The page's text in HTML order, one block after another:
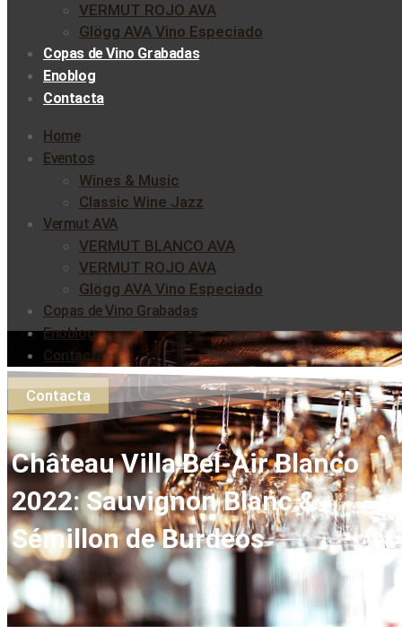
VERMUT ROJO AVA
Glögg AVA Vino Especiado
Copas de Vino Grabadas
Enoblog
Contacta
Home
Eventos
Wines & Music
Classic Wine Jazz
Vermut AVA
VERMUT BLANCO AVA
VERMUT ROJO AVA
Glögg AVA Vino Especiado
Copas de Vino Grabadas
Enoblog
Contacta
Contacta
Château Villa Bel-Air Blanco
2022: Sauvignon Blanc &
Sémillon de Burdeos